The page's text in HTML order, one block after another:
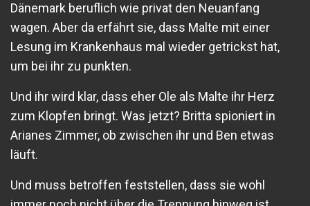
Dänemark beruflich wie privat den Neuanfang
wagen. Aber da erfährt sie, dass Malte mit einer
Lesung im Krankenhaus mal wieder getrickst hat,
um bei ihr zu punkten.
Und ihr wird klar, dass eher Ole als Malte ihr Herz
zum Klopfen bringt. Was jetzt? Britta spioniert in
Arianes Zimmer, ob zwischen ihr und Ben etwas
läuft.
Und muss betroffen feststellen, dass sie wohl